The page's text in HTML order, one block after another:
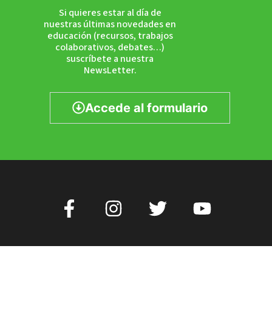
Si quieres estar al día de
nuestras últimas novedades en
educación (recursos, trabajos
colaborativos, debates…)
suscríbete a nuestra
NewsLetter.
Accede al formulario